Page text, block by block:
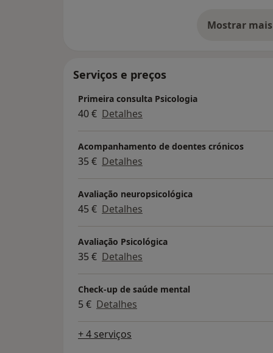
Mostrar
Serviços e preços
Primeira consulta Psicologia
40 € Detalhes
Acompanhamento de doentes crónicos
35 € Detalhes
Avaliação neuropsicológica
45 € Detalhes
Avaliação Psicológica
35 € Detalhes
Check-up de saúde mental
5 € Detalhes
+ 4 serviços